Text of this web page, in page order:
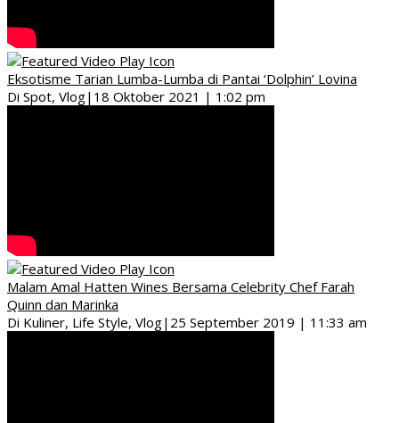
Eksotisme Tarian Lumba-Lumba di Pantai ‘Dolphin’ Lovina
Di Spot, Vlog| 18 Oktober 2021 | 1:02 pm
Malam Amal Hatten Wines Bersama Celebrity Chef Farah
Quinn dan Marinka
Di Kuliner, Life Style, Vlog| 25 September 2019 | 11:33 am